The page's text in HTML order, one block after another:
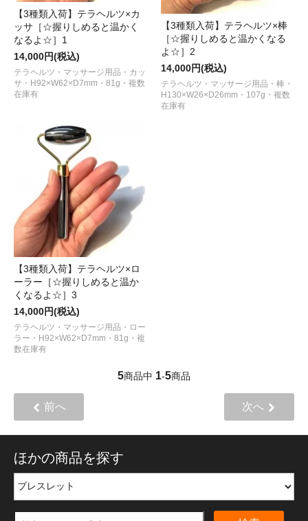
【3種類入荷】テラヘルツ×カ
ッサ［☆握りしめると温かく
なるよ☆］1
14,000円(税込)
テラヘルツ・マッサージ用品・カッ
サ・H92×W62×D7mm・81g・複数
在庫有
【3種類入荷】テラヘルツ×棒
［☆握りしめると温かくなる
よ☆］2
14,000円(税込)
テラヘルツ・マッサージ用品・棒・
H130×W26×D26mm・107g・複数
在庫有
【3種類入荷】テラヘルツ×ロ
ーラー［☆握りしめると温か
くなるよ☆］3
14,000円(税込)
テラヘルツ・マッサージ用品・ロー
ラー・H92×W62×D7mm・81g・複
数在庫有
5商品中 1-5商品
前へ 次へ
ほかの商品を探す